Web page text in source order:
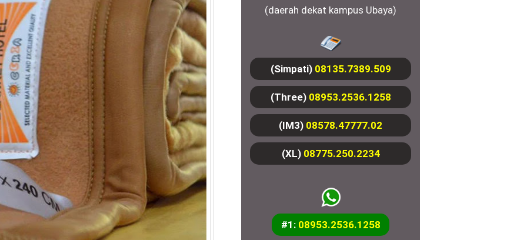
(daerah dekat kampus Ubaya)
(Simpati) 08135.7389.509
(Three) 08953.2536.1258
(IM3) 08578.47777.02
(XL) 08775.250.2234
#1: 08953.2536.1258